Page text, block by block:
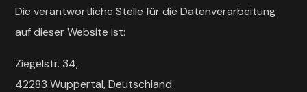
Die verantwortliche Stelle für die Datenverarbeitung
auf dieser Website ist:
Ziegelstr. 34,
42283 Wuppertal, Deutschland